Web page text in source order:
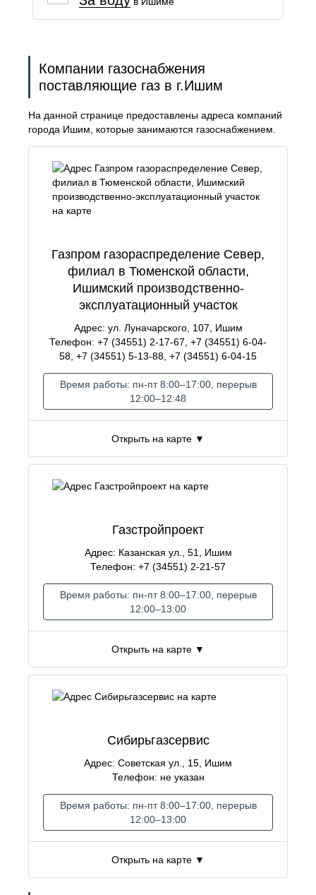
Компании газоснабжения
поставляющие газ в г.Ишим
На данной странице предоставлены адреса компаний
города Ишим, которые занимаются газоснабжением.
Открыть на карте ▼
Газпром газораспределение Север,
филиал в Тюменской области,
Ишимский производственно-
эксплуатационный участок
Адрес: ул. Луначарского, 107, Ишим
Телефон: +7 (34551) 2-17-67, +7 (34551) 6-04-
58, +7 (34551) 5-13-88, +7 (34551) 6-04-15
Время работы: пн-пт 8:00–17:00, перерыв
12:00–12:48
Открыть на карте ▼
Газстройпроект
Адрес: Казанская ул., 51, Ишим
Телефон: +7 (34551) 2-21-57
Время работы: пн-пт 8:00–17:00, перерыв
12:00–13:00
Открыть на карте ▼
Сибирьгазсервис
Адрес: Советская ул., 15, Ишим
Телефон: не указан
Время работы: пн-пт 8:00–17:00, перерыв
12:00–13:00